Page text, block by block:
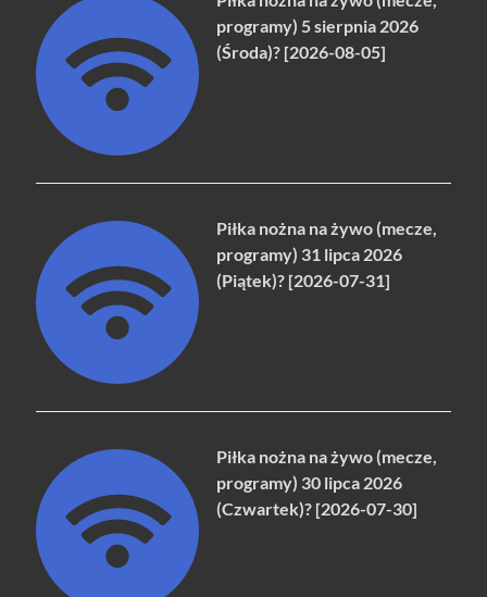
programy) 5 sierpnia 2026
(Środa)? [2026-08-05]
Piłka nożna na żywo (mecze,
programy) 31 lipca 2026
(Piątek)? [2026-07-31]
Piłka nożna na żywo (mecze,
programy) 30 lipca 2026
(Czwartek)? [2026-07-30]